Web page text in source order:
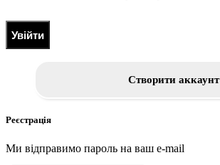
Увійти
Створити аккаунт
Реєстрація
Ми відправимо пароль на ваш e-mail